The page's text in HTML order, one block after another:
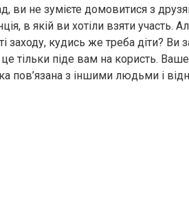
ви не зумієте домовитися з
в якій ви хотіли взяти участь.
заходу, кудись же треба діти?
тільки піде вам на користь.
пов’язана з іншими людьми і